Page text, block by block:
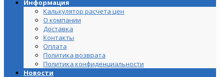
Информация
Калькулятор расчета цен
О компании
Доставка
Контакты
Оплата
Политика возврата
Политика конфиденциальности
Новости